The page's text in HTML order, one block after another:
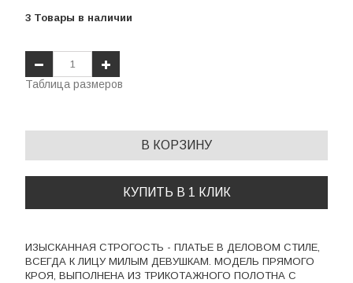
3 Товары в наличии
Таблица размеров
В КОРЗИНУ
КУПИТЬ В 1 КЛИК
ИЗЫСКАННАЯ СТРОГОСТЬ - ПЛАТЬЕ В ДЕЛОВОМ СТИЛЕ,
ВСЕГДА К ЛИЦУ МИЛЫМ ДЕВУШКАМ. МОДЕЛЬ ПРЯМОГО
КРОЯ, ВЫПОЛНЕНА ИЗ ТРИКОТАЖНОГО ПОЛОТНА С